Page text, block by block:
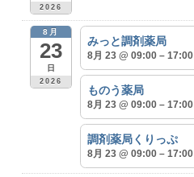
2026
8月
23
日
2026
みっと調剤薬局
8月 23 @ 09:00 – 17:00
ものう薬局
8月 23 @ 09:00 – 17:00
調剤薬局くりっぷ
8月 23 @ 09:00 – 17:00